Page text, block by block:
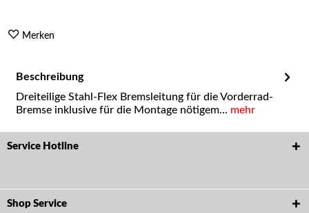
Merken
Beschreibung
Dreiteilige Stahl-Flex Bremsleitung für die Vorderrad-
Bremse inklusive für die Montage nötigem... mehr
Service Hotline
Shop Service